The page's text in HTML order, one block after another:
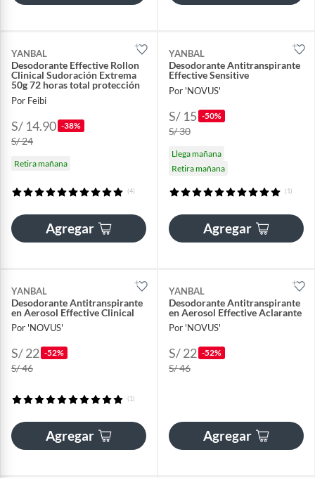
YANBAL
Desodorante Effective Rollon
Clinical Sudoración Extrema
50g 72 horas total protección
Por Feibi
S/ 14.90 -38%
S/ 24
Retira mañana
(4)
Agregar
YANBAL
Desodorante Antitranspirante
Effective Sensitive
Por 'NOVUS'
S/ 15 -50%
S/ 30
Llega mañana
Retira mañana
(1)
Agregar
YANBAL
Desodorante Antitranspirante
en Aerosol Effective Clinical
Por 'NOVUS'
S/ 22 -52%
S/ 46
(1)
Agregar
YANBAL
Desodorante Antitranspirante
en Aerosol Effective Aclarante
Por 'NOVUS'
S/ 22 -52%
S/ 46
Agregar